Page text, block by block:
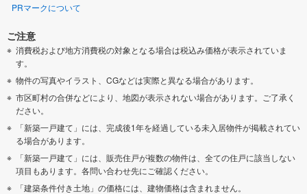
PRマークについて
ご注意
消費税および地方消費税の対象となる場合は税込み価格が表示されていま
す。
物件の写真やイラスト、CGなどは実際と異なる場合があります。
市区町村の合併などにより、地図が表示されない場合があります。ご了承く
ださい。
「新築一戸建て」には、完成後1年を経過している未入居物件が掲載されてい
る場合があります。
「新築一戸建て」には、販売住戸が複数の物件は、全ての住戸に該当しない
項目もあります。各問い合わせ先にご確認ください。
「建築条件付き土地」の価格には、建物価格は含まれません。